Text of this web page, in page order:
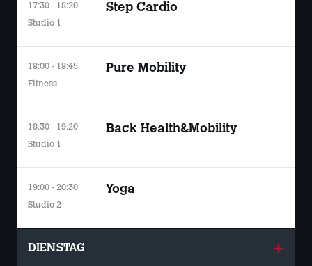
17:30 - 18:20
Studio 1
Step Cardio
18:00 - 18:45
Fitness
Pure Mobility
18:30 - 19:20
Studio 1
Back Health&Mobility
19:00 - 20:30
Studio 2
Yoga
DIENSTAG